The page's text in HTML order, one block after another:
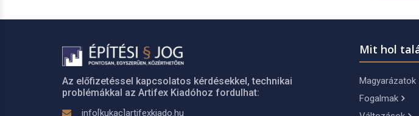
Az előfizetéssel kapcsolatos kérdésekkel, technikai
problémákkal az Artifex Kiadóhoz fordulhat:
info[kukac]artifexkiado.hu
Mit hol
Magyarázatok
Fogalmak